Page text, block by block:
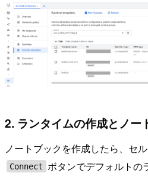
2. ランタイムの作成とノー
ノートブックを作成したら、セ
Connect ボタンでデフォルトの